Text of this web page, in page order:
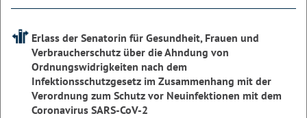
Erlass der Senatorin für Gesundheit, Frauen und
Verbraucherschutz über die Ahndung von
Ordnungswidrigkeiten nach dem
Infektionsschutzgesetz im Zusammenhang mit der
Verordnung zum Schutz vor Neuinfektionen mit dem
Coronavirus SARS-CoV-2